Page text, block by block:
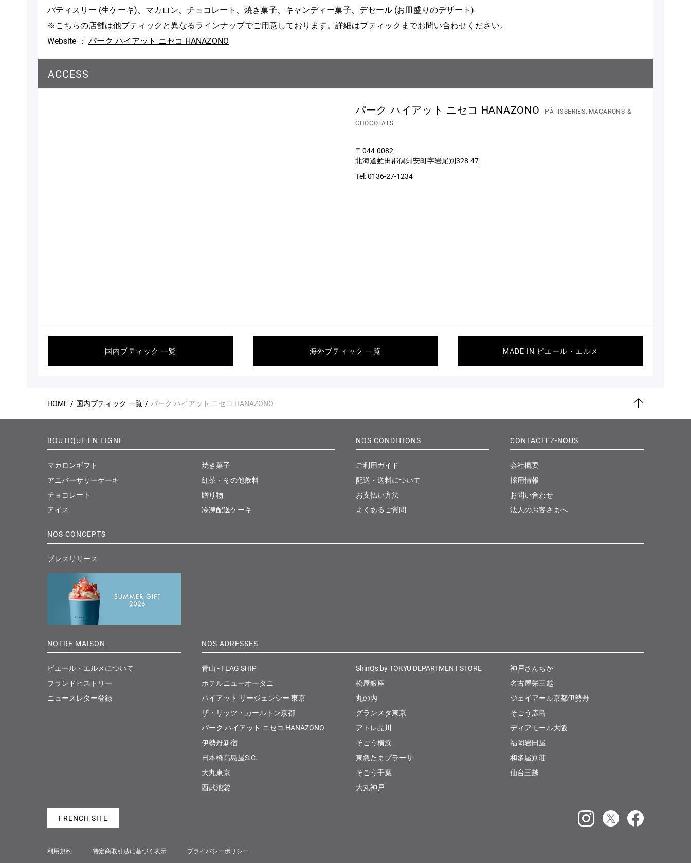
パティスリー (生ケーキ)、マカロン、チョコレート、焼き菓子、キャンディー菓子、デセール (お皿盛りのデザート)
※こちらの店舗は他ブティックと異なるラインナップでご用意しております。詳細はブティックまでお問い合わせください。
Website ： パーク ハイアット ニセコ HANAZONO
ACCESS
パーク ハイアット ニセコ HANAZONO
PÂTISSERIES, MACARONS &
CHOCOLATS
〒044-0082
北海道虻田郡倶知安町字岩尾別328-47
Tel: 0136-27-1234
国内ブティック 一覧 海外ブティック 一覧 MADE IN ピエール・エルメ
HOME 国内ブティック 一覧 パーク ハイアット ニセコ HANAZONO
ッ
BOUTIQUE EN LIGNE
マカロンギフト
アニバーサリーケーキ
チョコレート
アイス
焼き菓子
紅茶・その他飲料
贈り物
冷凍配送ケーキ
NOS CONDITIONS
ご利用ガイド
配送・送料について
お支払い方法
よくあるご質問
CONTACTEZ-NOUS
会社概要
採用情報
お問い合わせ
法人のお客さまへ
NOS CONCEPTS
プレスリリース
NOTRE MAISON
ピエール・エルメについて
ブランドヒストリー
ニュースレター登録
NOS ADRESSES
青山 - FLAG SHIP
ホテルニューオータニ
ハイアット リージェンシー 東京
ザ・リッツ・カールトン京都
パーク ハイアット ニセコ HANAZONO
伊勢丹新宿
日本橋髙島屋S.C.
大丸東京
西武池袋
ShinQs by TOKYU DEPARTMENT STORE
松屋銀座
丸の内
グランスタ東京
アトレ品川
そごう横浜
東急たまプラーザ
そごう千葉
大丸神戸
神戸さんちか
名古屋栄三越
ジェイアール京都伊勢丹
そごう広島
ディアモール大阪
福岡岩田屋
和多屋別荘
仙台三越
FRENCH SITE
利用規約 特定商取引法に基づく表示 プライバシーポリシー